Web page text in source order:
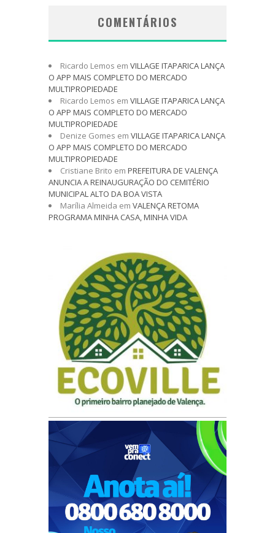
COMENTÁRIOS
Ricardo Lemos em VILLAGE ITAPARICA LANÇA
O APP MAIS COMPLETO DO MERCADO
MULTIPROPIEDADE
Ricardo Lemos em VILLAGE ITAPARICA LANÇA
O APP MAIS COMPLETO DO MERCADO
MULTIPROPIEDADE
Denize Gomes em VILLAGE ITAPARICA LANÇA
O APP MAIS COMPLETO DO MERCADO
MULTIPROPIEDADE
Cristiane Brito em PREFEITURA DE VALENÇA
ANUNCIA A REINAUGURAÇÃO DO CEMITÉRIO
MUNICIPAL ALTO DA BOA VISTA
Marília Almeida em VALENÇA RETOMA
PROGRAMA MINHA CASA, MINHA VIDA